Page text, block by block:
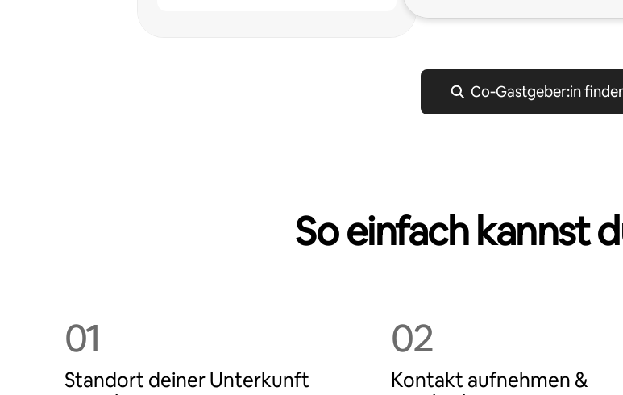
Co‑Gastgeber:in
So einfach kannst
01
Standort deiner Unterkunft
02
Kontakt aufnehmen &